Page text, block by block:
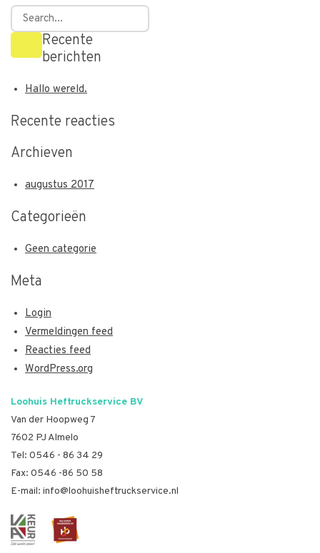
Recente
berichten
Hallo wereld.
Recente reacties
Archieven
augustus 2017
Categorieën
Geen categorie
Meta
Login
Vermeldingen feed
Reacties feed
WordPress.org
Loohuis Heftruckservice BV
Van der Hoopweg 7
7602 PJ Almelo
Tel: 0546 - 86 34 29
Fax: 0546 -86 50 58
E-mail: info@loohuisheftruckservice.nl